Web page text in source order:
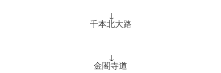
↓
千本北大路
↓
金閣寺道